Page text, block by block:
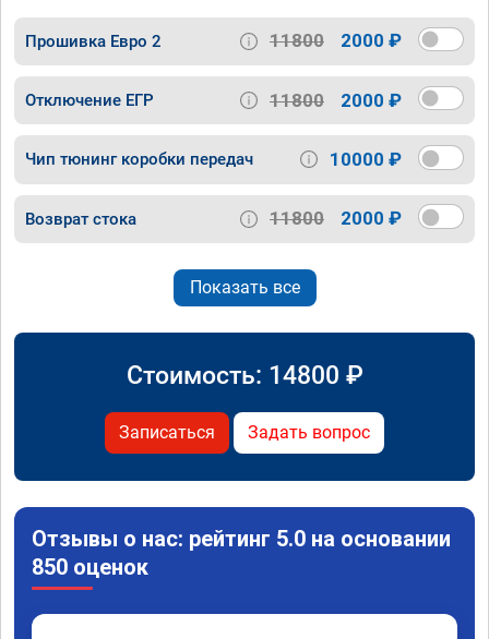
Прошивка Евро 2 11800 2000 ₽
Отключение ЕГР 11800 2000 ₽
Чип тюнинг коробки передач 10000 ₽
Возврат стока 11800 2000 ₽
Показать все
Стоимость: 14800 ₽
Записаться Задать вопрос
Отзывы о нас: рейтинг 5.0 на основании
850 оценок